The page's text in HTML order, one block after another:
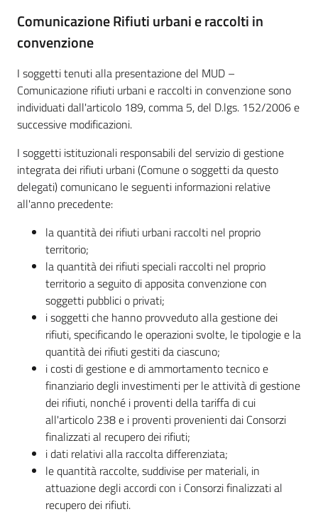
Comunicazione Rifiuti urbani e raccolti in
convenzione
I soggetti tenuti alla presentazione del MUD –
Comunicazione rifiuti urbani e raccolti in convenzione sono
individuati dall'articolo 189, comma 5, del D.lgs. 152/2006 e
successive modificazioni.
I soggetti istituzionali responsabili del servizio di gestione
integrata dei rifiuti urbani (Comune o soggetti da questo
delegati) comunicano le seguenti informazioni relative
all'anno precedente:
la quantità dei rifiuti urbani raccolti nel proprio
territorio;
la quantità dei rifiuti speciali raccolti nel proprio
territorio a seguito di apposita convenzione con
soggetti pubblici o privati;
i soggetti che hanno provveduto alla gestione dei
rifiuti, specificando le operazioni svolte, le tipologie e la
quantità dei rifiuti gestiti da ciascuno;
i costi di gestione e di ammortamento tecnico e
finanziario degli investimenti per le attività di gestione
dei rifiuti, nonché i proventi della tariffa di cui
all'articolo 238 e i proventi provenienti dai Consorzi
finalizzati al recupero dei rifiuti;
i dati relativi alla raccolta differenziata;
le quantità raccolte, suddivise per materiali, in
attuazione degli accordi con i Consorzi finalizzati al
recupero dei rifiuti.